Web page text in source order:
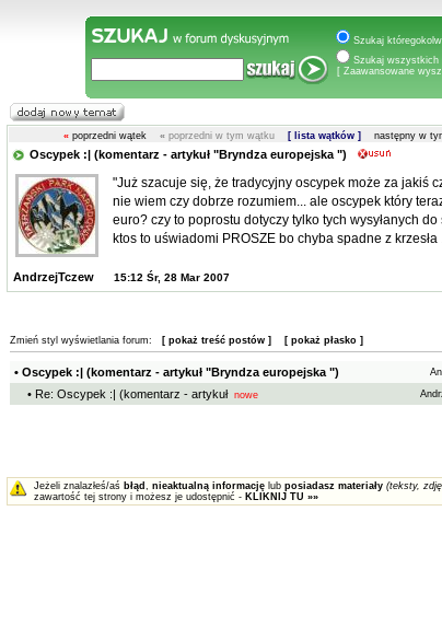
Szukaj
Szukaj wszystkich
[ Zaawansowane
«poprzedni wątek «poprzedni w tym wątku [ lista wątków ] następny w
Oscypek :| (komentarz - artykuł "Bryndza europejska ")
"Już szacuje się, że tradycyjny oscypek może za jakiś
nie wiem czy dobrze rozumiem... ale oscypek który
euro? czy to poprostu dotyczy tylko tych wysyłanych
ktos to uświadomi PROSZE bo chyba spadne z krzesła
AndrzejTczew 15:12 Śr, 28 Mar 2007
Zmień styl wyświetlania forum: [ pokaż treść postów ] [ pokaż płasko ]
• Oscypek :| (komentarz - artykuł "Bryndza europejska ")
• Re: Oscypek :| (komentarz - artykułnowe
Jeżeli znalazłeś/aś błąd , nieaktualną informacjęlub posiadasz materiały (teksty,
zawartość tej strony i możesz je udostępnić - KLIKNIJ TU »»